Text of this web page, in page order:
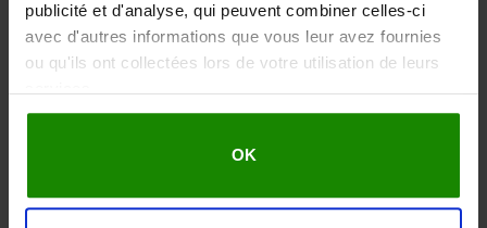
publicité et d'analyse, qui peuvent combiner celles-ci
avec d'autres informations que vous leur avez fournies
ou qu'ils ont collectées lors de votre utilisation de leurs
OK
Pieds et chevilles gonflés
Douleur aux jambes Symptômes courants